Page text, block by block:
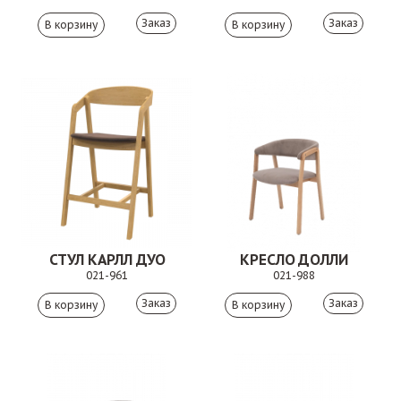
Заказ Заказ
СТУЛ КАРЛЛ ДУО
021-961
Заказ
КРЕСЛО ДОЛЛИ
021-988
Заказ